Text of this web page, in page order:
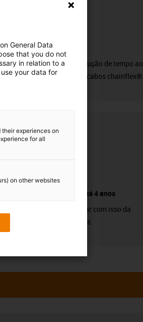
50% de redução de tempo ao
descarnar cabos chainflex®.
Garantia até 4 anos
Pode contar com isso da
nossa parte.
General Data
that you do not
in relation to a
your data for
experiences on
for all
on other websites